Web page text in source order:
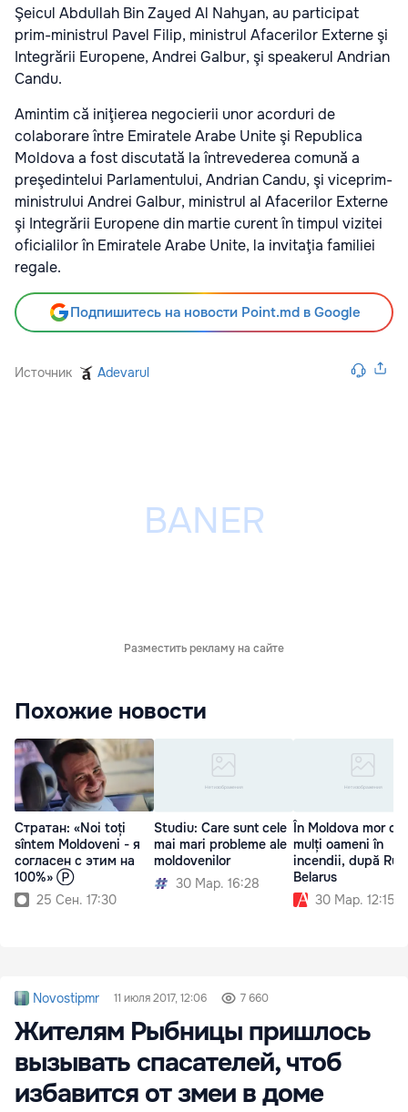
Şeicul Abdullah Bin Zayed Al Nahyan, au participat
prim-ministrul Pavel Filip, ministrul Afacerilor Externe şi
Integrării Europene, Andrei Galbur, şi speakerul Andrian
Candu.
Amintim că iniţierea negocierii unor acorduri de
colaborare între Emiratele Arabe Unite şi Republica
Moldova a fost discutată la întrevederea comună a
preşedintelui Parlamentului, Andrian Candu, şi viceprim-
ministrului Andrei Galbur, ministrul al Afacerilor Externe
şi Integrării Europene din martie curent în timpul vizitei
oficialilor în Emiratele Arabe Unite, la invitaţia familiei
regale.
Подпишитесь на новости Point.md в Google
Источник Adevarul
Разместить рекламу на сайте
Похожие новости
Стратан: «Noi toți
sîntem Moldoveni - я
согласен с этим на
100%» Ⓟ
25 Сен. 17:30
Studiu: Care sunt cele
mai mari probleme ale
moldovenilor
30 Мар. 16:28
În Moldova mor
mulți oameni în
incendii, după
Belarus
30 Мар. 12:15
Novostipmr 11 июля 2017, 12:06 7 660
Жителям Рыбницы пришлось
вызывать спасателей, чтоб
избавится от змеи в доме